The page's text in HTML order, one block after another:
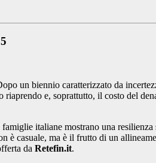
un biennio caratterizzato da
e, soprattutto, il costo del
italiane mostrano una
casuale, ma è il frutto di un
da Retefin.it.